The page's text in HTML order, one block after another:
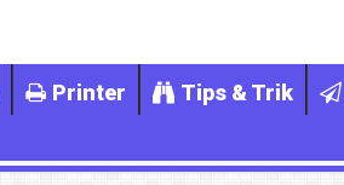
Printer Tips & Trik